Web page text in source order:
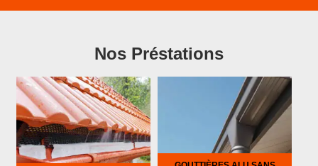
Nos Préstations